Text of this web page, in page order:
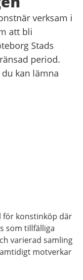
verksam i
att bli
Stads
period.
kan lämna
för konstinköp där
som tillfälliga
varierad samling
motverkar